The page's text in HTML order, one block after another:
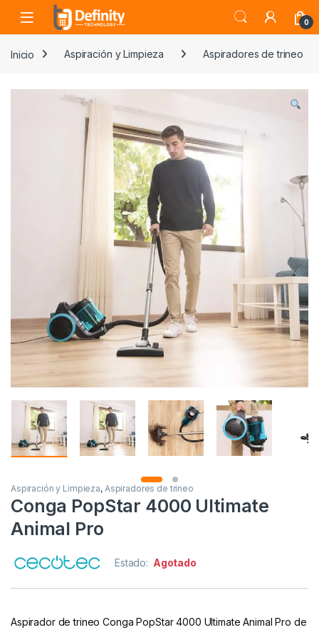
Skip to navigation
Skip to content
Open 0
Inicio Aspiración y Limpieza Aspiradores de trineo
Aspiración y Limpieza, Aspiradores de trineo
Conga PopStar 4000 Ultimate
Animal Pro
Estado: Agotado
Aspirador de trineo Conga PopStar 4000 Ultimate Animal Pro de